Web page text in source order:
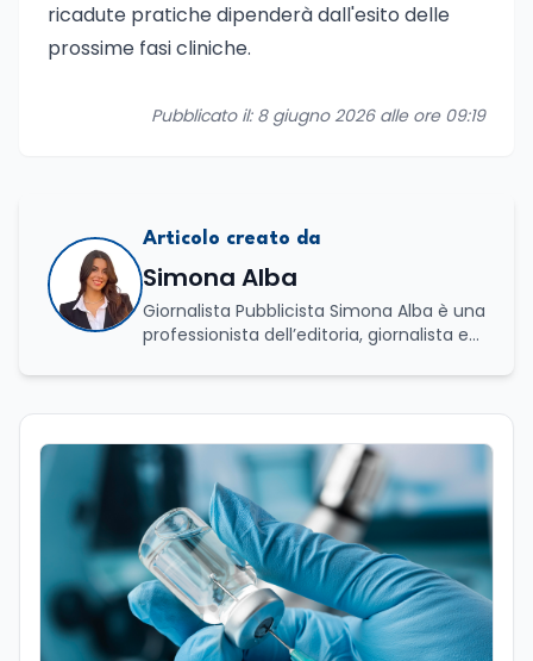
ricadute pratiche dipenderà dall'esito delle
prossime fasi cliniche.
Pubblicato il: 8 giugno 2026 alle ore 09:19
Articolo creato da
Simona Alba
Giornalista Pubblicista Simona Alba è una
professionista dell’editoria, giornalista ed
solida specializzazione nella gestione di
eventi e imprese culturali a Firenze, ha
proseguito il suo percorso accademico a
Roma, presso l’Università La Sapienza,
dove ha conseguito la laurea magistrale
in Editoria e Giornalismo, focalizzandosi
sull'analisi del panorama informativo
contemporaneo e sul giornalismo
d’inchiesta. Attualmente redattrice
presso Edunews24, dove sviluppa